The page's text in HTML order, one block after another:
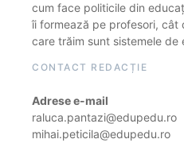
cum face politicile din
îi formează pe profesori, cât
care trăim sunt sistemele de
CONTACT REDACȚIE
Adrese e-mail
raluca.pantazi@edupedu.ro
mihai.peticila@edupedu.ro